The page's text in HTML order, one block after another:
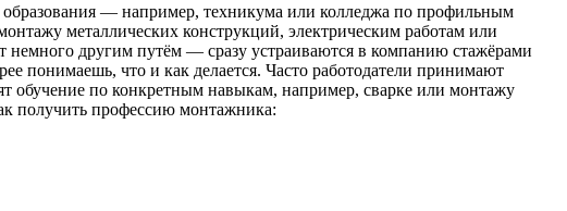
образования — например, техникума или колледжа по профильным
металлических конструкций, электрическим работам или
немного другим путём — сразу устраиваются в компанию стажёрами
понимаешь, что и как делается. Часто работодатели принимают
обучение по конкретным навыкам, например, сварке или монтажу
получить профессию монтажника: